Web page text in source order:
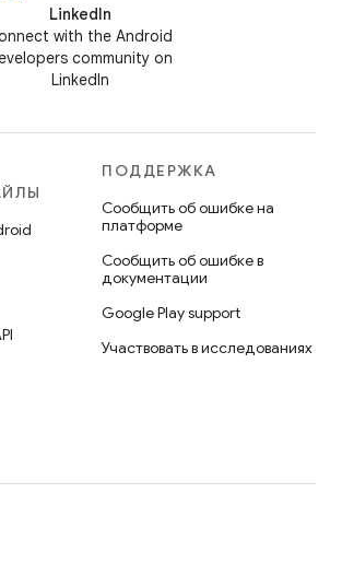
LinkedIn
with the Android
community on
LinkedIn
ПОДДЕРЖКА
Сообщить об ошибке на
платформе
Сообщить об ошибке в
документации
Google Play support
Участвовать в исследованиях